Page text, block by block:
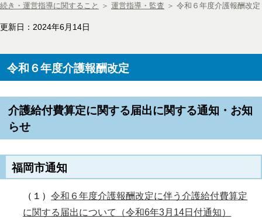
続き・運営指導に関すること
＞ 運営指導・監査 ＞ 令和６年度介護報酬改定
更新日：2024年6月14日
令和６年度介護報酬改定
介護給付費算定に関する届出に関する通知・お知
らせ
福岡市通知
（１）令和６年度介護報酬改定に伴う介護給付費算定
に関する届出について（令和6年3月14日付通知）